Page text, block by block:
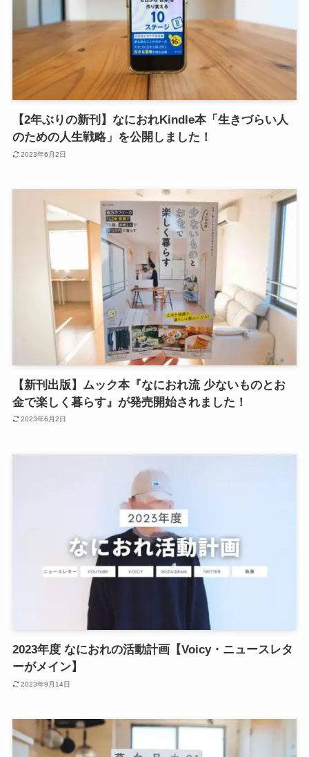
【2年ぶりの新刊】なにおれKindle本「生きづらい人
のための人生戦略」を公開しました！
2023年6月2日
【新刊出版】ムック本『なにおれ流 少ないものとお
金で楽しく暮らす』が発売開始されました！
2023年6月2日
2023年度 なにおれの活動計画【Voicy・ニュースレタ
ーがメイン】
2023年9月14日